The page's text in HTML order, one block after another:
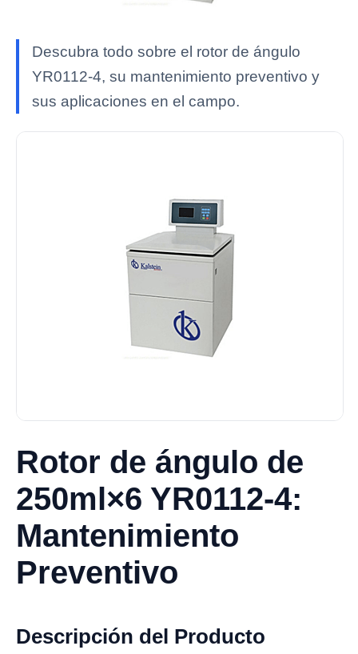
Descubra todo sobre el rotor de ángulo
YR0112-4, su mantenimiento preventivo y
sus aplicaciones en el campo.
Rotor de ángulo de
250ml×6 YR0112-4:
Mantenimiento
Preventivo
Descripción del Producto